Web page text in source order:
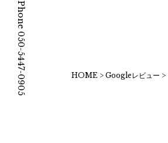
HOME > Googleレビュー >
Phone 050-5447-0905